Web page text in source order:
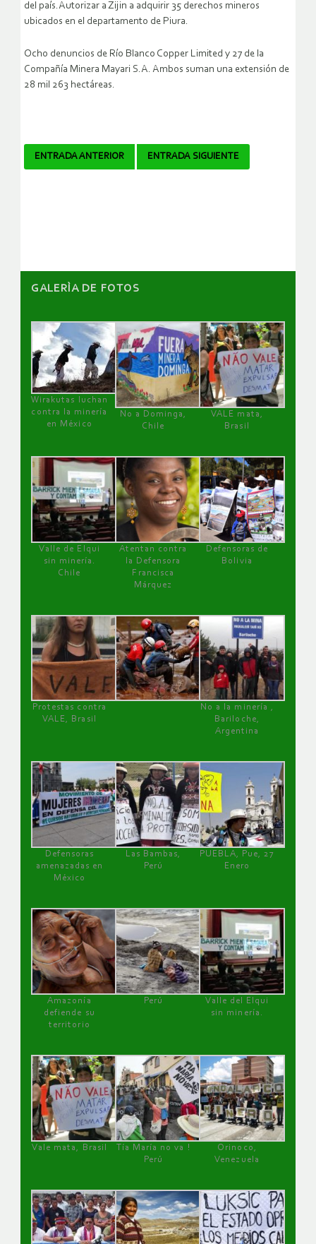
del país.Autorizar a Zijin a adquirir 35 derechos mineros
ubicados en el departamento de Piura.
Ocho denuncios de Río Blanco Copper Limited y 27 de la
Compañía Minera Mayari S.A. Ambos suman una extensión de
28 mil 263 hectáreas.
Navegador
ENTRADA ANTERIOR ENTRADA SIGUIENTE
GALERÌA DE FOTOS
Wirakutas luchan
contra la minería
en México
No a Dominga,
Chile
VALE mata,
Brasil
Valle de Elqui
sin minería.
Chile
Atentan contra
la Defensora
Francisca
Márquez
Defensoras de
Bolivia
Protestas contra
VALE, Brasil
No a la minería ,
Bariloche,
Argentina
Defensoras
amenazadas en
México
Las Bambas,
Perú
PUEBLA, Pue, 27
Enero
Amazonía
defiende su
territorio
Perú
Valle del Elqui
sin minería.
Vale mata, Brasil
Tía María no va !
Perú
Orinoco,
Venezuela